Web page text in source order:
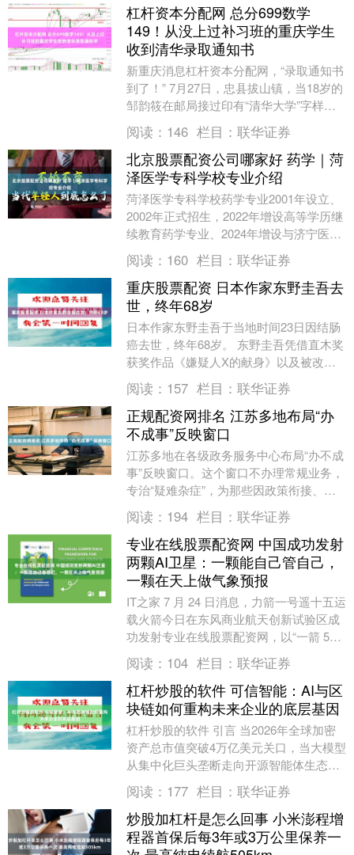
杠杆资本分配网 总分699数学
149！从没上过补习班的重庆学生
收到清华录取通知书
新重庆消息杠杆资本分配网，“录取通知书
到了！” 7月27日，忠县拔山镇，当18岁的
邹韵筱在邮局接过印有“清华大学”字样的
EMS信封时，他感觉很平静：“通知书到
了....
阅读： 146 栏目： 联华证券
北京股票配资公司哪家好 药学｜菏
泽医学专科学校专业介绍
菏泽医学专科学校药学专业2001年设立、
2002年正式招生，2022年增设高等学历继
续教育药学专业、2024年增设与济宁医学
院联合培养3+2专本贯通药学专业，至....
阅读： 160 栏目： 联华证券
重庆股票配资 日本作家东野圭吾去
世，终年68岁
日本作家东野圭吾于当地时间23日因结肠
癌去世，终年68岁。 东野圭吾凭借直木奖
获奖作品《嫌疑人X的献身》以及被改编
成影视作品、在日本国内外广受欢迎的
《白夜行》等....
阅读： 157 栏目： 联华证券
正规配资网排名 江苏多地布局“办
不成事”反映窗口
江苏多地在各级政务服务中心布局“办不成
事”反映窗口。这个窗口不办理常规业务，
专治“疑难杂症”，为那些因政策衔接、部
门壁垒、材料缺失等原因“办不成”的事提
供兜底受....
阅读： 194 栏目： 联华证券
专业在线股票配资网 中国成功发射
两颗AI卫星：一颗能自己管自己，
一颗在天上做气象预报
IT之家 7 月 24 日消息，力箭一号遥十五运
载火箭今日在东风商业航天创新试验区成
功发射专业在线股票配资网，以“一箭 5
星”方式将 5 颗卫星送入预定轨道。....
阅读： 104 栏目： 联华证券
杠杆炒股的软件 可信智能：AI与区
块链如何重构未来企业的底层基因
杠杆炒股的软件 引言 当2026年全球加密
资产总市值突破4万亿美元关口，当大模型
从集中化巨头垄断走向开源智能体生态，
我们正站在一个商业分水岭上。互联网实
现了信息....
阅读： 177 栏目： 联华证券
炒股加杠杆是怎么回事 小米澎程增
程器首保后每3年或3万公里保养一